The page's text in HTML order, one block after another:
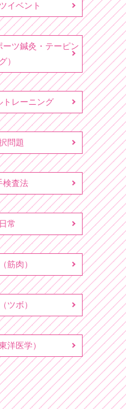
イベント
ーツ鍼灸・テーピン
グ）
トレーニング
問題
検査法
日常
筋肉）
ツボ）
洋医学）